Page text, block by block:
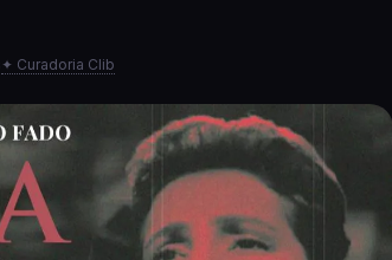
✦ Curadoria Clib